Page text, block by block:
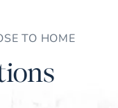
TO HOME